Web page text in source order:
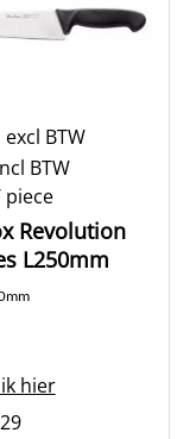
excl BTW
BTW
piece
Revolution
L250mm
hier